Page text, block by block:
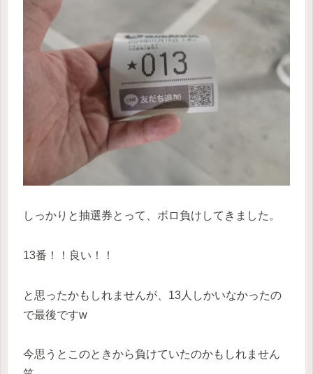
しっかりと抽選券とって、ボロ負けしてきました。
13番！！良い！！
と思ったかもしれませんが、13人しかいなかったの
で最後ですw
今思うとこのときから負けていたのかもしれません